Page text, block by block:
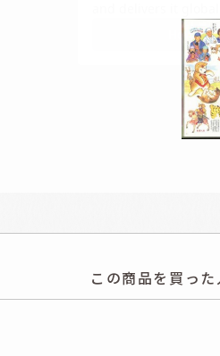
この商品を買っ